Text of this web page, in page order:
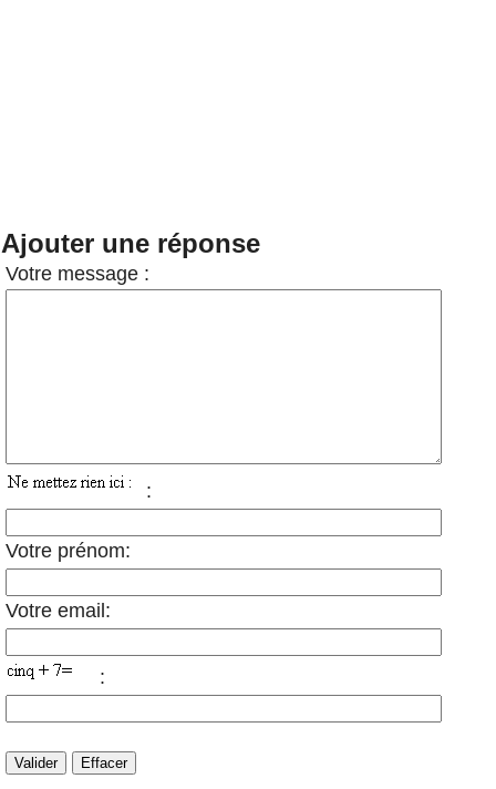
Ajouter une réponse
Votre message :
:
Votre prénom:
Votre email:
: